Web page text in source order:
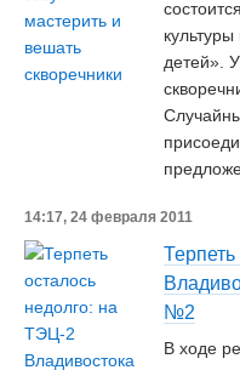
детей».
14:17, 24 февраля 2011
№2
В ходе